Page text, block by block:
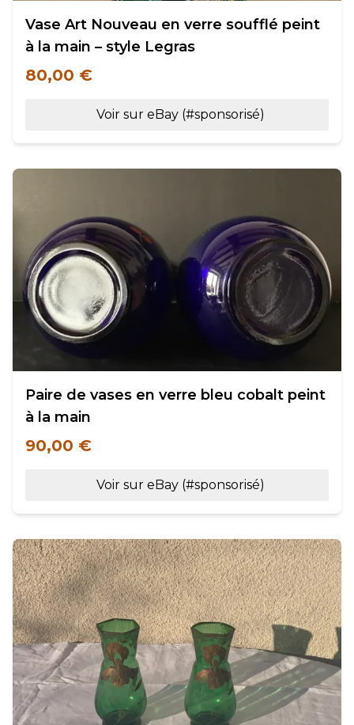
Vase Art Nouveau en verre soufflé peint
à la main – style Legras
80,00 €
Voir sur eBay (#sponsorisé)
Paire de vases en verre bleu cobalt peint
à la main
90,00 €
Voir sur eBay (#sponsorisé)